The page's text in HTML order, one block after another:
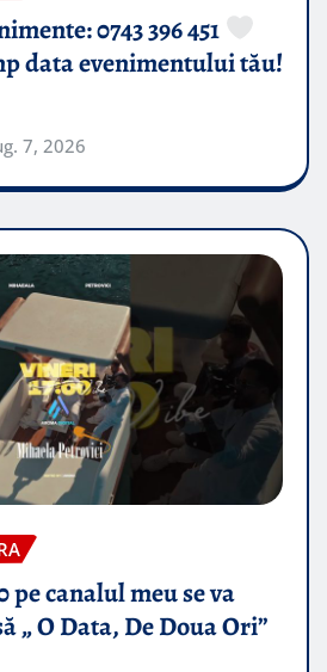
0743 396 451
data evenimentului tău!
7, 2026
pe canalul meu se va
„ O Data, De Doua Ori”